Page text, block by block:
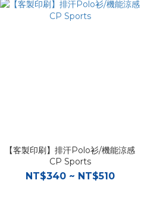
【客製印刷】排汗Polo衫/機能涼感
CP Sports
NT$340 ~ NT$510